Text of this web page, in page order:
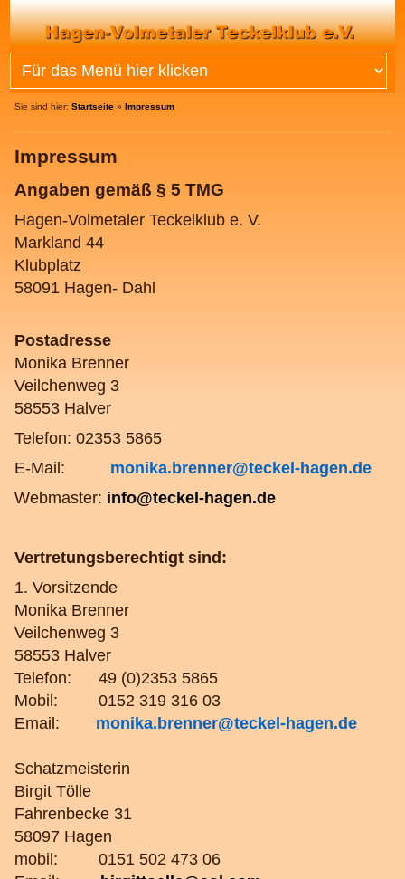
Sie sind hier:Startseite »Impressum
Impressum
Angaben gemäß § 5 TMG
Hagen-Volmetaler Teckelklub e. V.
Markland 44
Klubplatz
58091 Hagen- Dahl
Postadresse
Monika Brenner
Veilchenweg 3
58553 Halver
Telefon: 02353 5865
E-Mail: monika.brenner@teckel-hagen.de
Webmaster: info@teckel-hagen.de
Vertretungsberechtigt sind:
1. Vorsitzende
Monika Brenner
Veilchenweg 3
58553 Halver
Telefon: 49 (0)2353 5865
Mobil:
0152 319 316 03
Email: monika.brenner@teckel-hagen.de
Schatzmeisterin
Birgit Tölle
Fahrenbecke 31
58097 Hagen
mobil: 0151 502 473 06